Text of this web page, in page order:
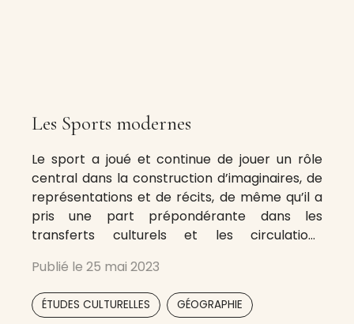
Les Sports modernes
Le sport a joué et continue de jouer un rôle
central dans la construction d’imaginaires, de
représentations et de récits, de même qu’il a
pris une part prépondérante dans les
transferts culturels et les circulations
depuis la fin du XIXe siècle. Portée par l’élan du
fort développement, en Suisse, des
Publié le 25 mai 2023
ÉTUDES CULTURELLES GÉOGRAPHIE